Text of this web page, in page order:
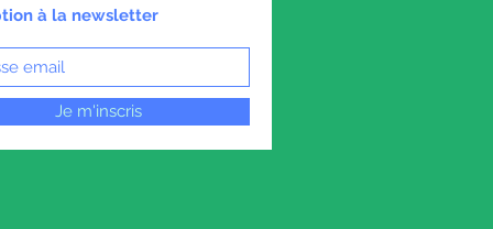
à la newsletter
Je m'inscris